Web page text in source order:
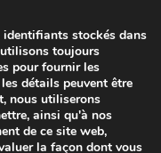
mail et mon site
prochain stockés dans
toujours
pour fournir les
détails peuvent être
nous utiliserons
ainsi qu'à nos
de ce site web,
la façon dont vous